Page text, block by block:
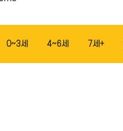
0~3세 4~6세 7세+